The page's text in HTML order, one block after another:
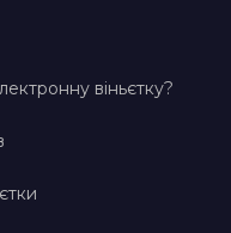
віньєтку?